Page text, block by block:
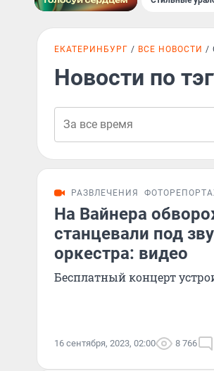
ЕКАТЕРИНБУРГ ВСЕ НОВОСТИ
Новости по
РАЗВЛЕЧЕНИЯ
На Вайнера
станцевали под
оркестра: видео
Бесплатный концерт
16 сентября, 2023, 02:00 8 766